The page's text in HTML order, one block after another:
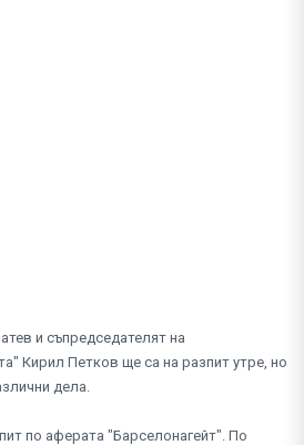
и съпредседателят на
Кирил Петков ще са на разпит утре, но
дела.
по аферата "Барселонагейт". По